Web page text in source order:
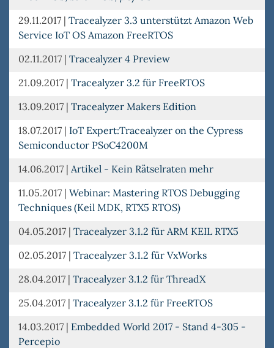
29.11.2017 | Tracealyzer 3.3 unterstützt Amazon Web
Service IoT OS Amazon FreeRTOS
02.11.2017 | Tracealyzer 4 Preview
21.09.2017 | Tracealyzer 3.2 für FreeRTOS
13.09.2017 | Tracealyzer Makers Edition
18.07.2017 | IoT Expert:Tracealyzer on the Cypress
Semiconductor PSoC4200M
14.06.2017 | Artikel - Kein Rätselraten mehr
11.05.2017 | Webinar: Mastering RTOS Debugging
Techniques (Keil MDK, RTX5 RTOS)
04.05.2017 | Tracealyzer 3.1.2 für ARM KEIL RTX5
02.05.2017 | Tracealyzer 3.1.2 für VxWorks
28.04.2017 | Tracealyzer 3.1.2 für ThreadX
25.04.2017 | Tracealyzer 3.1.2 für FreeRTOS
14.03.2017 | Embedded World 2017 - Stand 4-305 -
Percepio